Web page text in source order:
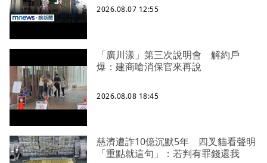
2026.08.07 12:55
「廣川漾」第三次說明會 解約戶
爆：建商嗆消保官來再說
2026.08.08 18:45
慈濟遭詐10億沉默5年 四叉貓看聲明
「重點就這句」：若判有罪錢還我